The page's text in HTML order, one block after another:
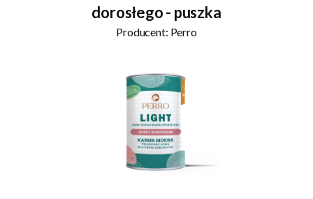
dorosłego - puszka
Producent: Perro